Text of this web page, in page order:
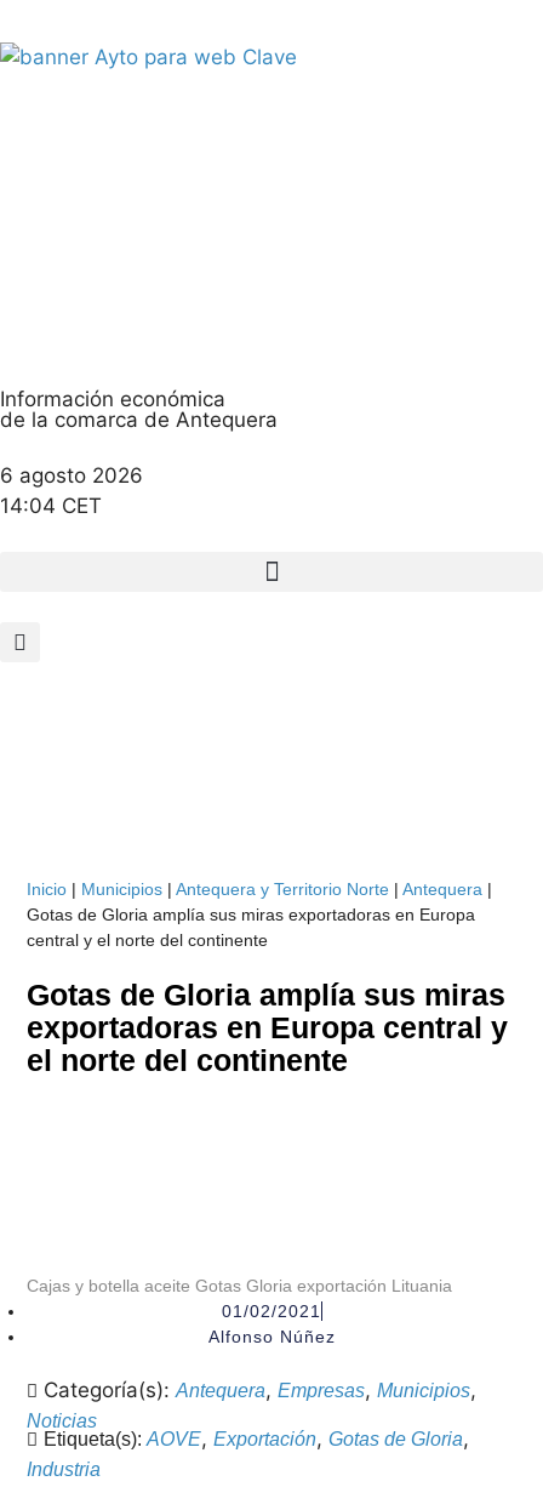
Información económica
de la comarca de Antequera
6 agosto 2026
14:04 CET
Inicio | Municipios |Antequera y Territorio Norte |Antequera |
Gotas de Gloria amplía sus miras exportadoras en Europa
central y el norte del continente
Gotas de Gloria amplía sus miras
exportadoras en Europa central y
el norte del continente
Cajas y botella aceite Gotas Gloria exportación Lituania
01/02/2021
Alfonso Núñez
Categoría(s):Antequera, Empresas, Municipios,
Noticias
Etiqueta(s):AOVE, Exportación, Gotas de Gloria,
Industria